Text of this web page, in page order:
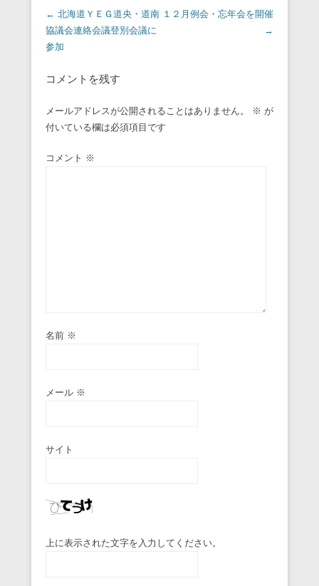
投稿ナビゲーション
← 北海道ＹＥＧ道央・道南
協議会連絡会議登別会議に
参加
１２月例会・忘年会を開催
→
コメントを残す
メールアドレスが公開されることはありません。 ※ が
付いている欄は必須項目です
コメント ※
名前 ※
メール ※
サイト
上に表示された文字を入力してください。